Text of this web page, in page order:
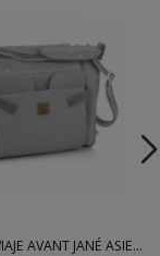
TRONA DE VIAJE AVANT JANÉ ASIENTO ELEVADOR